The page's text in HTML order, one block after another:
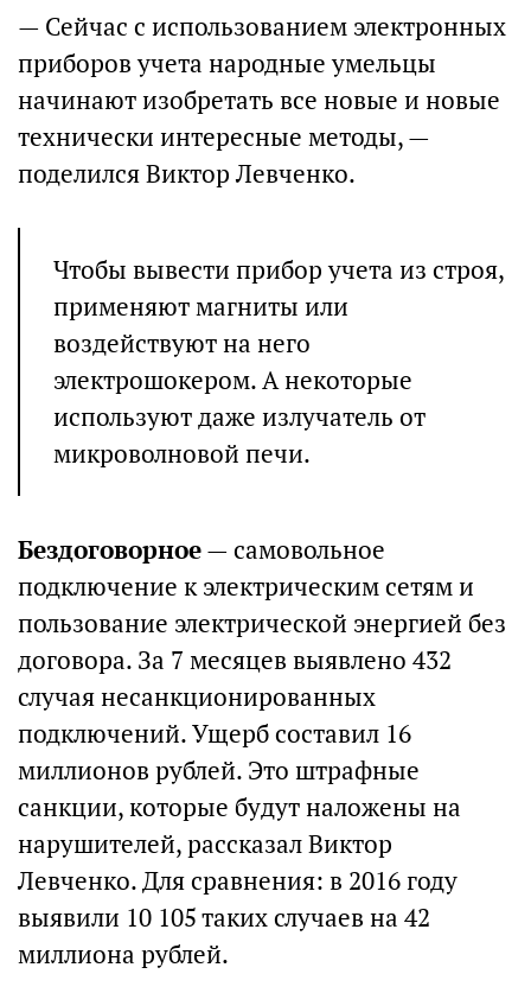
— Сейчас с использованием электронных
приборов учета народные умельцы
начинают изобретать все новые и новые
технически интересные методы, —
поделился Виктор Левченко.
Чтобы вывести прибор учета из строя,
применяют магниты или
воздействуют на него
электрошокером. А некоторые
используют даже излучатель от
микроволновой печи.
Бездоговорное— самовольное
подключение к электрическим сетям и
пользование электрической энергией без
договора. За 7 месяцев выявлено 432
случая несанкционированных
подключений. Ущерб составил 16
миллионов рублей. Это штрафные
санкции, которые будут наложены на
нарушителей, рассказал Виктор
Левченко. Для сравнения: в 2016 году
выявили 10 105 таких случаев на 42
миллиона рублей.